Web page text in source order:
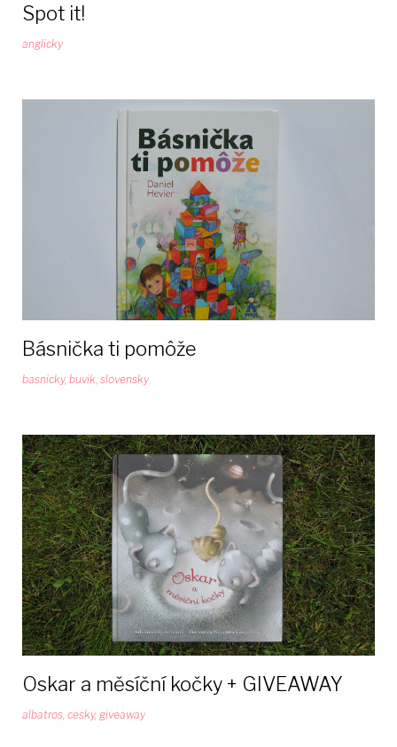
Spot it!
anglicky
Básnička ti pomôže
basnicky, buvik, slovensky
Oskar a měsíční kočky + GIVEAWAY
albatros cesky, giveaway